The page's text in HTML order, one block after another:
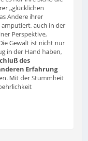
,,glücklichen
Andere ihrer
auch in der
Perspektive,
Gewalt ist nicht nur
in der Hand haben,
des
Erfahrung
Mit der Stummheit